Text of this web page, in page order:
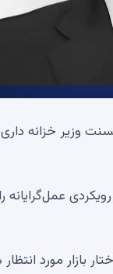
وزیر خزانه
عمل‌گرایانه
مورد